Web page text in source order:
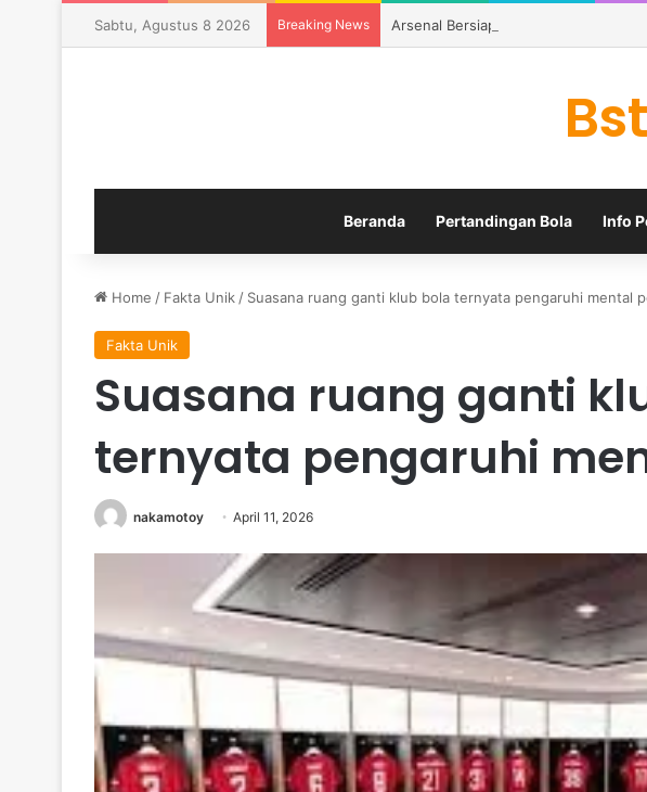
Sabtu, Agustus 8 2026 Breaking News Arsenal Bersiap Mengumumkan
Beranda Pertandingan Bola Info
Home / Fakta Unik / Suasana ruang ganti klub bola ternyata pengaruhi mental
Fakta Unik
Suasana ruang ganti
ternyata pengaruhi
nakamotoy April 11, 2026